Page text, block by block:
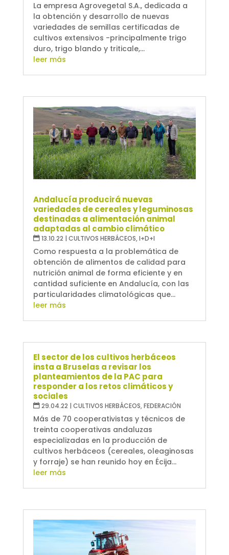
La empresa Agrovegetal S.A., dedicada a
la obtención y desarrollo de nuevas
variedades de semillas certificadas de
cultivos extensivos -principalmente trigo
duro, trigo blando y triticale,...
leer más
Andalucía producirá nuevas
variedades de cereales y leguminosas
destinadas a alimentación animal
adaptadas al cambio climático
13.10.22 | CULTIVOS HERBÁCEOS,I+D+I
Como respuesta a la problemática de
obtención de alimentos de calidad para
nutrición animal de forma eficiente y en
cantidad suficiente en Andalucía, con las
particularidades climatológicas que...
leer más
El sector de los cultivos herbáceos
insta a Bruselas a revisar los
planteamientos de la PAC para
responder a los retos climáticos y
sociales
29.04.22 | CULTIVOS HERBÁCEOS,FEDERACIÓN
Más de 70 cooperativistas y técnicos de
treinta cooperativas andaluzas
especializadas en la producción de
cultivos herbáceos (cereales, oleaginosas
y forraje) se han reunido hoy en Écija...
leer más